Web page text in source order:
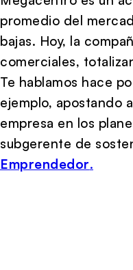
promedio del
bajas. Hoy, la
comerciales,
Te hablamos hace
ejemplo, apostando
empresa en los
subgerente de
Emprendedor.